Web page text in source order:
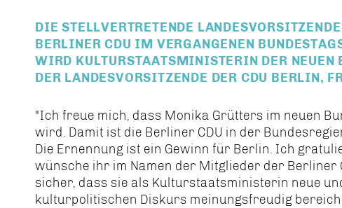
DIE STELLVERTRETENDE
BERLINER CDU IM VERGANGENEN
WIRD KULTURSTAATSMINISTERIN DER NEUEN
DER LANDESVORSITZENDE DER CDU BERLIN,
"Ich freue mich, dass Monika Grütters im neuen
wird. Damit ist die Berliner CDU in der
Die Ernennung ist ein Gewinn für Berlin. Ich
wünsche ihr im Namen der Mitglieder der Berliner
sicher, dass sie als Kulturstaatsministerin neue
kulturpolitischen Diskurs meinungsfreudig